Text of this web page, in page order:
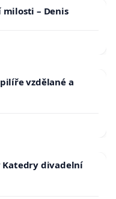
– Denis
vzdělané a
Katedry divadelní